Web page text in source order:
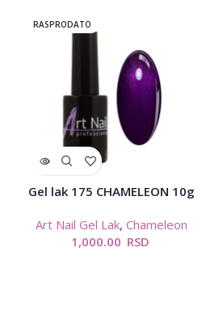
RASPRODATO
Gel lak 175 CHAMELEON 10g
Art Nail Gel Lak, Chameleon
1,000.00 RSD